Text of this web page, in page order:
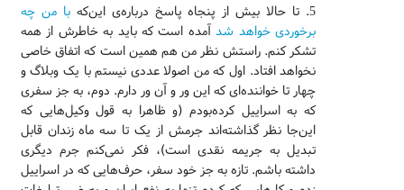
5. تا حالا بیش از پنجاه پاسخ درباره‌‌ی این‌که
با من چه
برخوردی خواهد شدآمده است که باید به خاطرش از همه
تشکر کنم. راستش نظر من هم همین است که اتفاق خاصی
نخواهد افتاد. اول که من اصولا عددی نیستم با یک وبلاگ و
چهار تا خواننده‌ای که این ور و آن ور دارم. دوم، به جز سفری
که به اسراییل کرده‌بودم (و ظاهرا به قول وکیل‌هایی که
این‌جا نظر گذاشته‌اند جرمش از یک تا سه ماه زندان قابل
تبدیل به جریمه نقدی است)، فکر نمی‌کنم جرم دیگری
داشته باشم. تازه به جز خود سفر، حرف‌هایی که در اسراییل